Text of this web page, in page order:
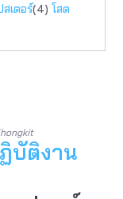
สเตอร์(4) โสต
บัติงาน